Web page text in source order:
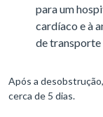
para um
cardíaco e à
de transporte
Após a
cerca de 5 dias.